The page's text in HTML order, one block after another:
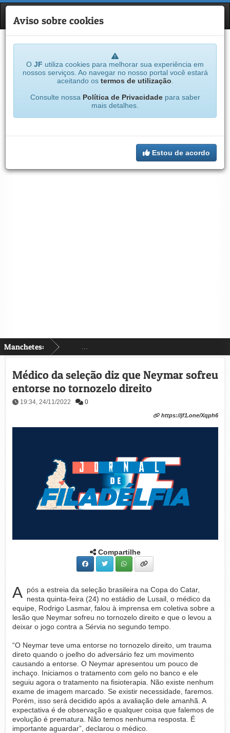
JF
Manchetes:
Aviso sobre cookies
O JF utiliza cookies para melhorar sua experiência em
nossos serviços. Ao navegar no nosso portal você estará
aceitando os termos de utilização
Consulte nossa Política de Privacidadepara saber
mais detalhes.
Estou de acordo
Médico da seleção diz que Neymar sofreu
entorse no tornozelo direito
19:34, 24/11/2022 0
https://jf1.one/Xqph6
Compartilhe
A pós a estreia da seleção brasileira na Copa do Catar,
nesta quinta-feira (24) no estádio de Lusail, o médico da
equipe, Rodrigo Lasmar, falou à imprensa em coletiva sobre a
lesão que Neymar sofreu no tornozelo direito e que o levou a
deixar o jogo contra a Sérvia no segundo tempo.
“O Neymar teve uma entorse no tornozelo direito, um trauma
direto quando o joelho do adversário fez um movimento
causando a entorse. O Neymar apresentou um pouco de
inchaço. Iniciamos o tratamento com gelo no banco e ele
seguiu agora o tratamento na fisioterapia. Não existe nenhum
exame de imagem marcado. Se existir necessidade, faremos.
Porém, isso será decidido após a avaliação dele amanhã. A
expectativa é de observação e qualquer coisa que falemos de
evolução é prematura. Não temos nenhuma resposta. É
importante aguardar”, declarou o médico.